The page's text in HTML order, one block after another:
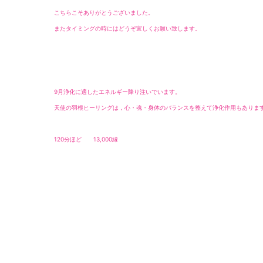
こちらこそありがとうございました。
またタイミングの時にはどうぞ宜しくお願い致します。
9月浄化に適したエネルギー降り注いでいます。
天使の羽根ヒーリングは，心・魂・身体のバランスを整えて浄化作用もあり
120分ほど 13,000縁